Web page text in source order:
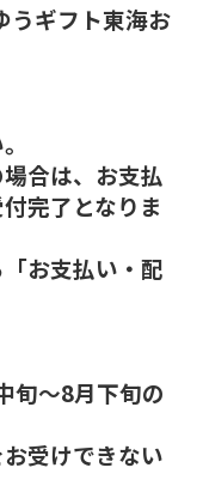
ギフト東海お
合は、お支払
完了となりま
お支払い・配
旬～8月下旬の
受けできない